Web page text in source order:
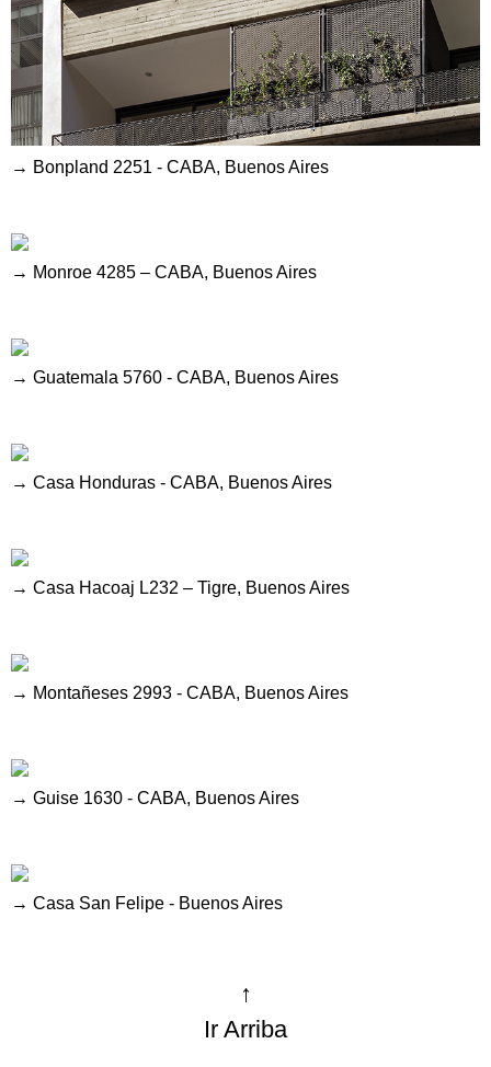
→ Bonpland 2251 - CABA, Buenos Aires
→ Monroe 4285 – CABA, Buenos Aires
→ Guatemala 5760 - CABA, Buenos Aires
→ Casa Honduras - CABA, Buenos Aires
→ Casa Hacoaj L232 – Tigre, Buenos Aires
→ Montañeses 2993 - CABA, Buenos Aires
→ Guise 1630 - CABA, Buenos Aires
→ Casa San Felipe - Buenos Aires
↑
Ir Arriba